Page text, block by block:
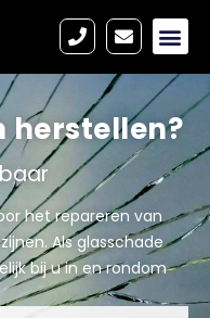
herstellen?
het repareren van
Als glasschade
bij u in en rondom